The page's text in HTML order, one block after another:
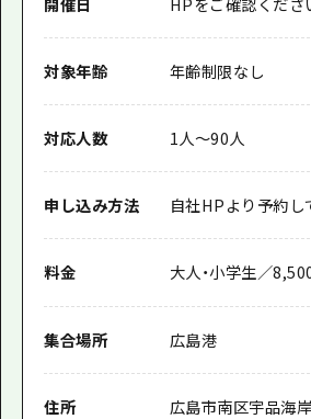
対象年齢 年齢制限なし
対応人数 1人～90人
申し込み方法 自社HPより予約し
料金 大人・小学生／
集合場所 広島港
住所 広島市南区宇品海